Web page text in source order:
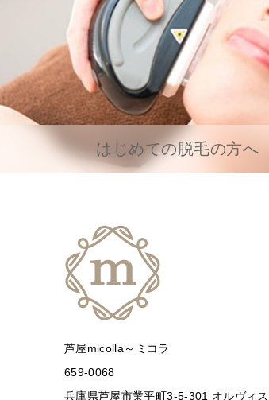
はじめての脱毛の方へ
芦屋micolla～ミコラ
659-0068
兵庫県芦屋市業平町3-5-301 オルヴィ